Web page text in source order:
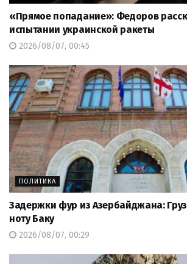
«Прямое попадание»: Федоров
испытании украинской ракеты
2026/08/07, 00:45
ПОЛИТИКА
Задержки фур из Азербайджана:
ноту Баку
2026/08/07, 00:29